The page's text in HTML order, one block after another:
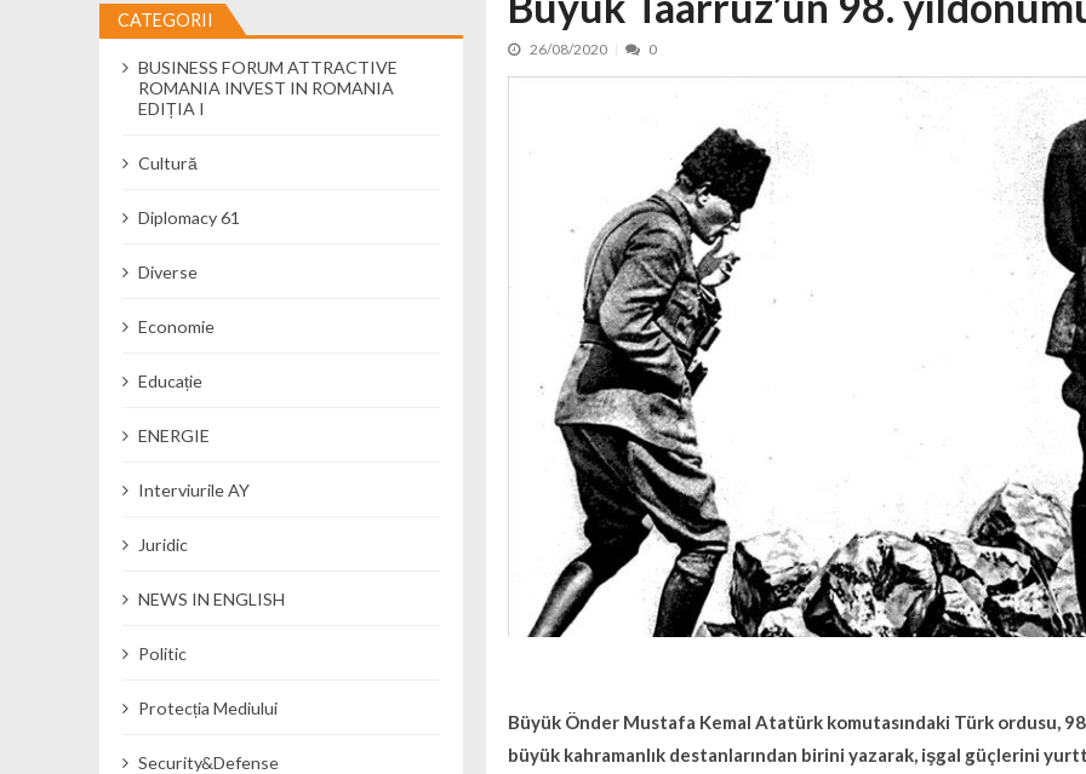
Cseke Attila: Am creat, până în prezent, peste 5.000 de noi locuri în creșe... 15/07/2026
Încă o creșă modernă pentru Alba: 40 de locuri noi la Zlatna prin Programul...
Percheziții și flagrant în Neamț: canabis descoperit într-un colet și ascu...
Ministerul Apărării Naționale participă la efortul național pentru protejar...
Dobânzi de pânã la 7,50% la ediția FIDELIS din luna august 04/08/2026
MMAP pune în consultare publică proiectul Catalogului național al zonelor pri...
26/08/2020 0
Büyük Önder Mustafa Kemal Atatürk komutasındaki Türk ordusu,
büyük kahramanlık destanlarından birini yazarak, işgal güçlerini
CATEGORII
BUSINESS FORUM ATTRACTIVE
ROMANIA INVEST IN ROMANIA
EDIȚIA I
Cultură
Diplomacy 61
Diverse
Economie
Educație
ENERGIE
Interviurile AY
Juridic
NEWS IN ENGLISH
Politic
Protecția Mediului
Security&Defense